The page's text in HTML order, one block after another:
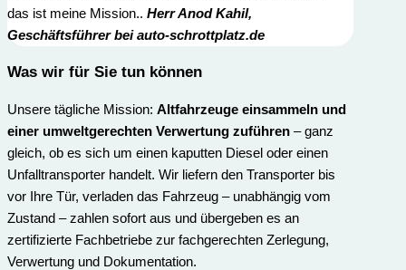
das ist meine Mission.. HerrAnod Kahil,
Geschäftsführer bei auto-schrottplatz.de
Was wir für Sie tun können
Unsere tägliche Mission: Altfahrzeuge einsammeln und
einer umweltgerechten Verwertung zuführen – ganz
gleich, ob es sich um einen kaputten Diesel oder einen
Unfalltransporter handelt. Wir liefern den Transporter bis
vor Ihre Tür, verladen das Fahrzeug – unabhängig vom
Zustand – zahlen sofort aus und übergeben es an
zertifizierte Fachbetriebe zur fachgerechten Zerlegung,
Verwertung und Dokumentation.